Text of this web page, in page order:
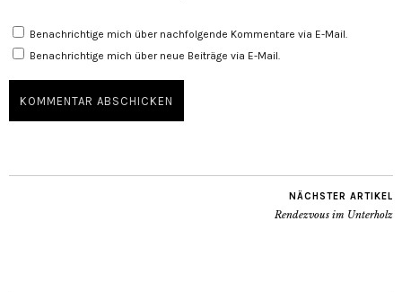
Benachrichtige mich über nachfolgende Kommentare via E-Mail.
Benachrichtige mich über neue Beiträge via E-Mail.
NÄCHSTER ARTIKEL
Rendezvous im Unterholz